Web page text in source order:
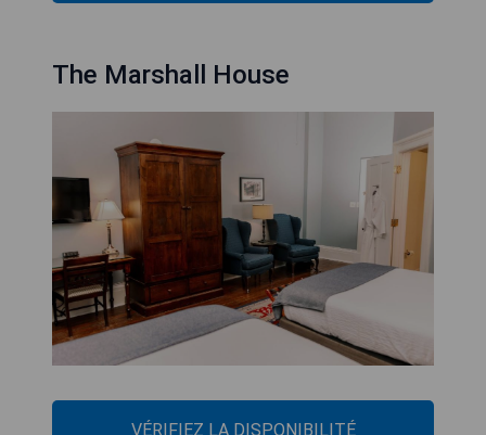
The Marshall House
VÉRIFIEZ LA DISPONIBILITÉ